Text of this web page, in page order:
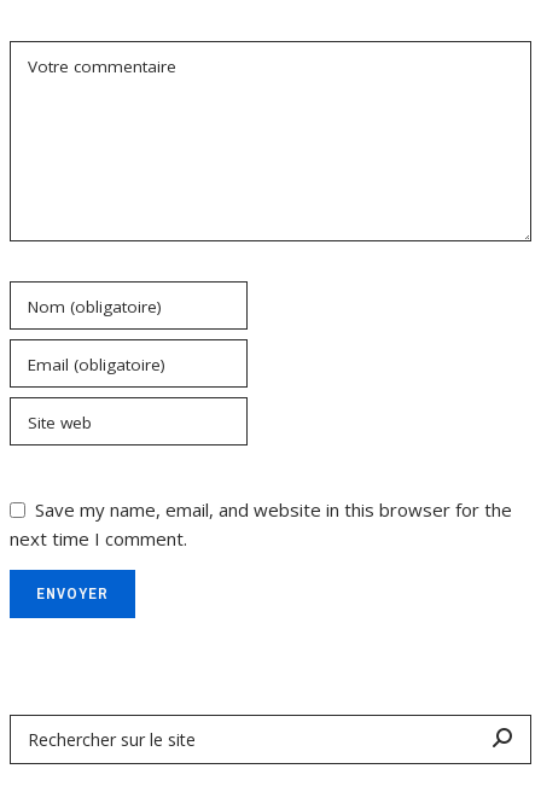
Votre commentaire
Nom (obligatoire)
Email (obligatoire)
Site web
Save my name, email, and website in this browser for the
next time I comment.
ENVOYER